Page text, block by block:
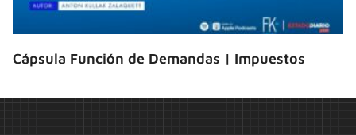
Cápsula Función de Demandas | Impuestos